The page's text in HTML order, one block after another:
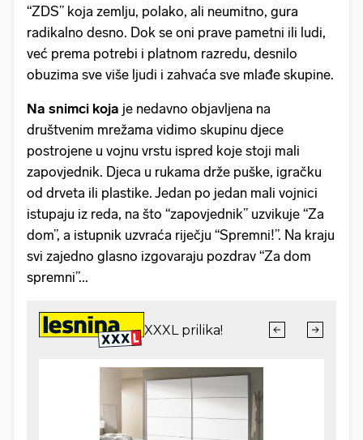
“ZDS” koja zemlju, polako, ali neumitno, gura
radikalno desno. Dok se oni prave pametni ili ludi,
već prema potrebi i platnom razredu, desnilo
obuzima sve više ljudi i zahvaća sve mlađe skupine.
Na snimci koja je nedavno objavljena na
društvenim mrežama vidimo skupinu djece
postrojene u vojnu vrstu ispred koje stoji mali
zapovjednik. Djeca u rukama drže puške, igračku
od drveta ili plastike. Jedan po jedan mali vojnici
istupaju iz reda, na što “zapovjednik” uzvikuje “Za
dom”, a istupnik uzvraća riječju “Spremni!”. Na kraju
svi zajedno glasno izgovaraju pozdrav “Za dom
spremni”...